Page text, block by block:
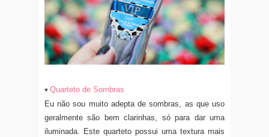
♥ Quarteto de Sombras
Eu não sou muito adepta de sombras, as que uso
geralmente são bem clarinhas, só para dar uma
iluminada. Este quarteto possui uma textura mais